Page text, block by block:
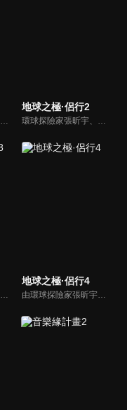
地球之極·侶行2
張昕宇和梁紅旅行夫妻檔從阿拉伯半島出發，跨越亞洲和非洲的分界線，最終到達北非的大西洋沿岸，一路收集到撒哈拉大沙漠裡，人們努力改造環境、創造文明的動人故事。
地球之極·侶行4
由環球探險家張昕宇、梁紅「侶行夫婦」攜手，前往最高、最寒冷、最炎熱、最神秘等「地球之極」，走遍地球極致之地，見證人類偉大生存。這一段極地之旅，用真實的鏡頭語言，去記錄和講述了極端環境下人類的生存故事，有的是故土難離，有的不停挑戰著生存極限，無一不閃爍著充滿智慧的生活之光。